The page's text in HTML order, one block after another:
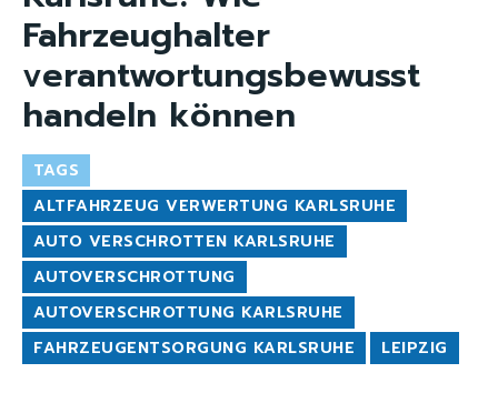
Fahrzeughalter
verantwortungsbewusst
handeln können
TAGS
ALTFAHRZEUG VERWERTUNG KARLSRUHE
AUTO VERSCHROTTEN KARLSRUHE
AUTOVERSCHROTTUNG
AUTOVERSCHROTTUNG KARLSRUHE
FAHRZEUGENTSORGUNG KARLSRUHE
LEIPZIG